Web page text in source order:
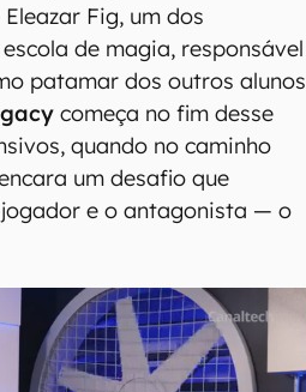
Fig, um dos
de magia, responsável
patamar dos outros alunos
começa no fim desse
quando no caminho
um desafio que
e o antagonista — o